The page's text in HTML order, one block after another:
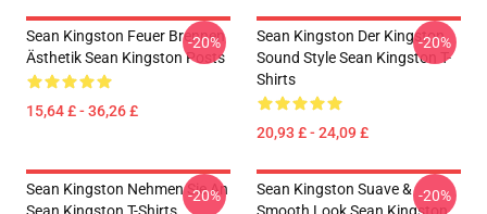
Sean Kingston Feuer Brennen
Ästhetik Sean Kingston Posts
15,64 £ - 36,26 £
-20%
Sean Kingston Der Kingston
Sound Style Sean Kingston T-
Shirts
20,93 £ - 24,09 £
-20%
Sean Kingston Nehmen Sie An
-20%
Sean Kingston Suave & -20%